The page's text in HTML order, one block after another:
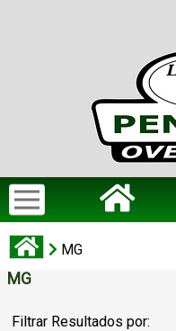
MG
MG
Filtrar Resultados por: